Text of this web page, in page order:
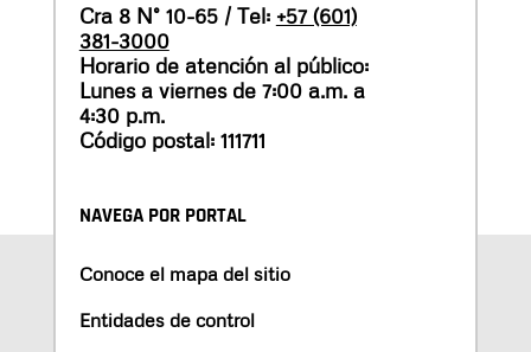
Cra 8 N° 10-65 / Tel: +57 (601)
381-3000
Horario de atención al público:
Lunes a viernes de 7:00 a.m. a
4:30 p.m.
Código postal: 111711
NAVEGA POR PORTAL
Conoce el mapa del sitio
Entidades de control